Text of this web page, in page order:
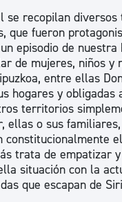
se recopilan diversos
que fueron
episodio de nuestra
de mujeres, niños y
entre ellas
hogares y obligadas
territorios
ellas o sus
constitucionalmente
trata de empatizar
situación con la
que escapan de